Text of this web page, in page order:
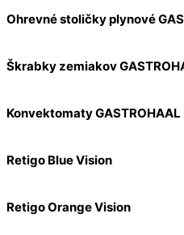
Ohrevné stoličky plynové
Škrabky zemiakov
Konvektomaty GASTROHAAL
Retigo Blue Vision
Retigo Orange Vision